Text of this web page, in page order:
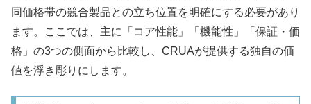
同価格帯の競合製品との立ち位置を明確にする必要があり
ます。ここでは、主に「コア性能」「機能性」「保証・価
格」の3つの側面から比較し、CRUAが提供する独自の価
値を浮き彫りにします。